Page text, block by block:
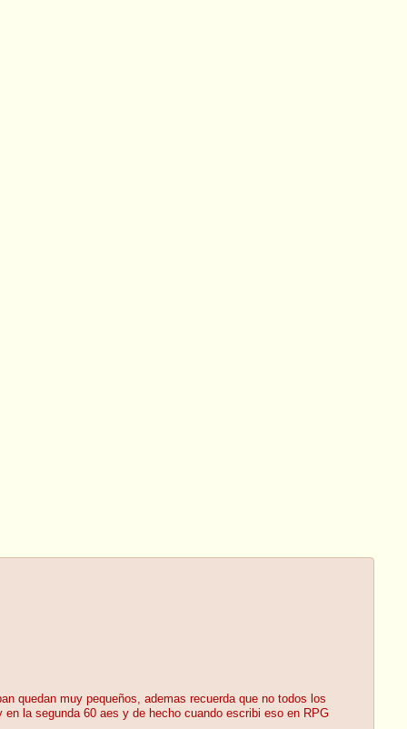
quedan muy pequeños, ademas recuerda que no todos los
la segunda 60 aes y de hecho cuando escribi eso en RPG